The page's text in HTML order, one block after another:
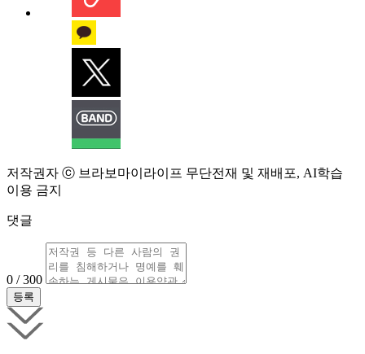
저작권자 ⓒ 브라보마이라이프 무단전재 및 재배포, AI학습
이용 금지
댓글
0 / 300